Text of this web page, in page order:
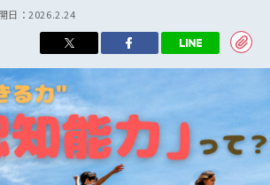
3歳
年長
小学4年生
小学6年生
ュース
なび
ル
活
日：2026.2.24